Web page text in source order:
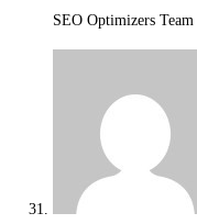
SEO Optimizers Team